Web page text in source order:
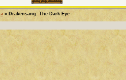
» Drakensang: The Dark Eye